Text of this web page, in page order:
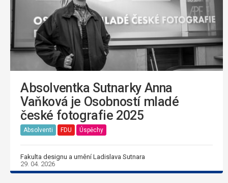
Absolventka Sutnarky Anna
Vaňková je Osobností mladé
české fotografie 2025
Absolventi FDU Úspěchy
Fakulta designu a umění Ladislava Sutnara
29. 04. 2026